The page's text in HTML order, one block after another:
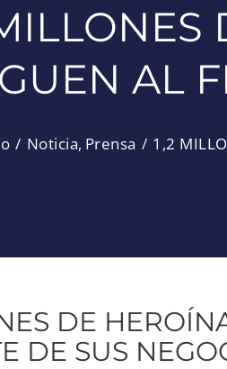
AL
Noticia Prensa 1,2
DE
DE SUS